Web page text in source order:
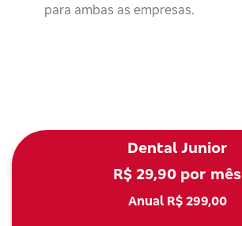
para ambas as empresas.
Dental Junior
R$ 29,90 por mês
Anual R$ 299,00